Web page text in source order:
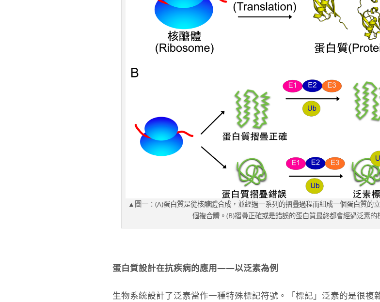
▲圖一：(A)蛋白質是從核醣體合成，並經過一系列的摺疊過程而組成一個蛋白質的
個複合體。(B)摺疊正確或是錯誤的蛋白質最終都會經過泛素的
蛋白質設計在抗疾病的應用——以泛素為例
生物系統設計了泛素當作一種特殊標記符號。「標記」泛素的是很複